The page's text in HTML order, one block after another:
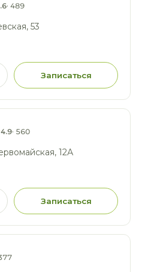
· 489
53
Записаться
4.9· 560
12А
Записаться